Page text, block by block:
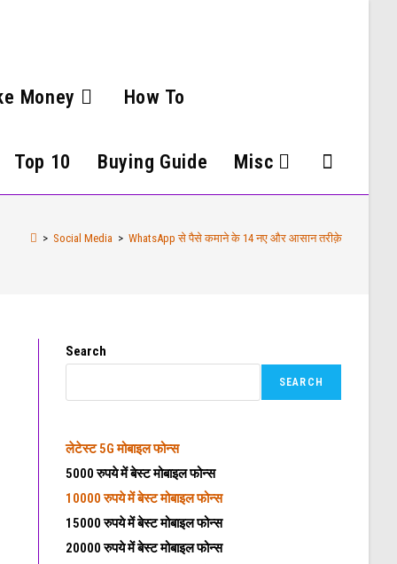
Money How To
Top 10 Buying Guide Misc
> Social Media > WhatsApp से पैसे कमाने के 14 नए और आसान तरीक़े
Search
SEARCH
लेटेस्ट5G मोबाइल फोन्स
5000 रुपये में बेस्ट मोबाइल फोन्स
10000 रुपये में बेस्ट मोबाइल फोन्स
15000 रुपये में बेस्ट मोबाइल फोन्स
20000 रुपये में बेस्ट मोबाइल फोन्स